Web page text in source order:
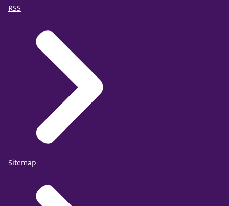
RSS
Sitemap